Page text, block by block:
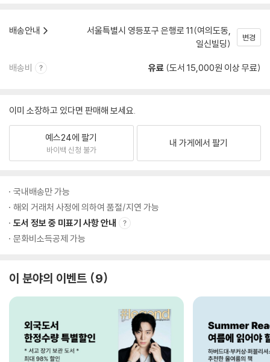
배송안내
서울특별시 영등포구 은행로 11(여의도동,
일신빌딩)
변경
배송비 유료 (도서 15,000원 이상 무료)
이미 소장하고 있다면 판매해 보세요.
예스24에 팔기
바이백 신청 불가
내 가게에서 팔기
국내배송만 가능
해외 거래처 사정에 의하여 품절/지연 가능
도서 정보 중 미표기 사항 안내
문화비소득공제 가능
이 분야의 이벤트 9